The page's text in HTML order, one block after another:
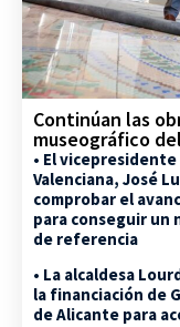
Continúan las
museográfico
• El
Valenciana, José
comprobar el
para conseguir un
de referencia
• La alcaldesa
la financiación de
de Alicante para